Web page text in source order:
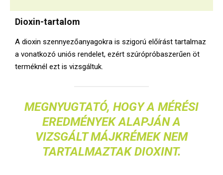
Dioxin-tartalom
A dioxin szennyezőanyagokra is szigorú előírást tartalmaz
a vonatkozó uniós rendelet, ezért szúrópróbaszerűen öt
terméknél ezt is vizsgáltuk.
MEGNYUGTATÓ, HOGY A MÉRÉSI
EREDMÉNYEK ALAPJÁN A
VIZSGÁLT MÁJKRÉMEK NEM
TARTALMAZTAK DIOXINT.